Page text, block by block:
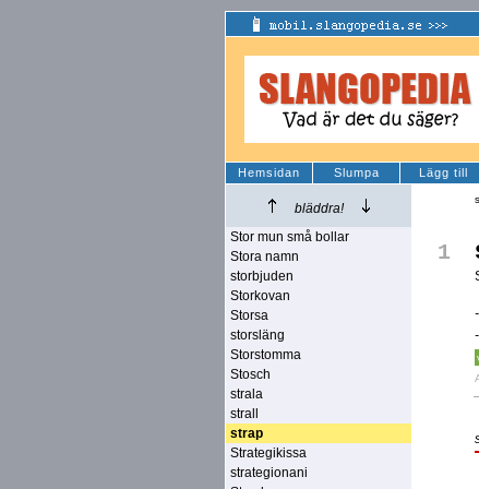
Hemsidan Slumpa Lägg till
bläddra!
Stor mun små bollar
Stora namn
storbjuden
Storkovan
Storsa
storsläng
Storstomma
Stosch
strala
strall
strap
Strategikissa
strategionani
1